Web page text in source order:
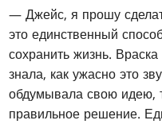
— Джейс, я прошу
это единственный
сохранить жизнь.
знала, как ужасно это
обдумывала свою идею,
правильное решение.